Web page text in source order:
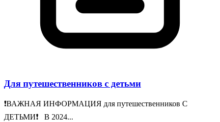
Для путешественников с детьми
❗️ВАЖНАЯ ИНФОРМАЦИЯ для путешественников С
ДЕТЬМИ❗️ В 2024...